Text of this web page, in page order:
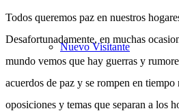
Nuevo Visitante
Todos queremos paz en nuestros
Desafortunadamente, en muchas
mundo vemos que hay guerras y
acuerdos de paz y se rompen en tiempo
oposiciones y temas que separan a los